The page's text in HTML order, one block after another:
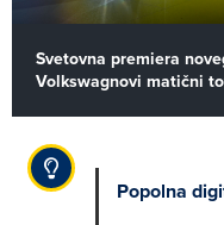
Svetovna premiera
Volkswagnovi matični
Popolna